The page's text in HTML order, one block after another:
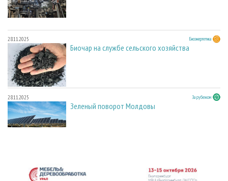
28.11.2025 Биоэнергетика
Биочар на службе сельского хозяйства
28.11.2025 За рубежом
Зеленый поворот Молдовы